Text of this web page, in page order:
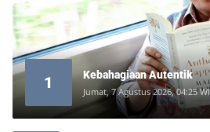
1 Kebahagiaan Autentik
Jumat, 7 Agustus 2026, 04:25